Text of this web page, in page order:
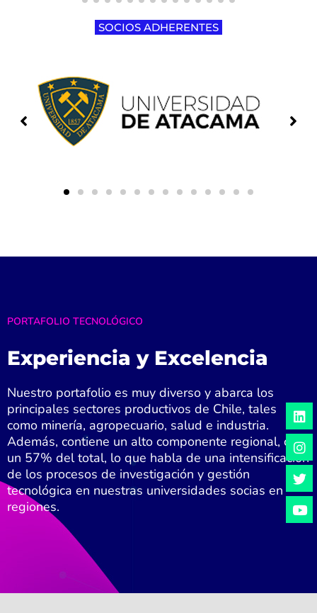
SOCIOS ADHERENTES
PORTAFOLIO TECNOLÓGICO
Experiencia y Excelencia
Nuestro portafolio es muy diverso y abarca los
principales sectores productivos de Chile, tales
como minería, agropecuario, salud e industria.
Además, contiene un alto componente regional, con
un 57% del total, lo que habla de una intensificación
de los procesos de investigación y gestión
tecnológica en nuestras universidades socias en
regiones.
L
i
n
k
e
d
i
n
I
n
s
t
a
g
r
a
m
T
w
i
t
t
e
r
Y
o
u
t
u
b
e